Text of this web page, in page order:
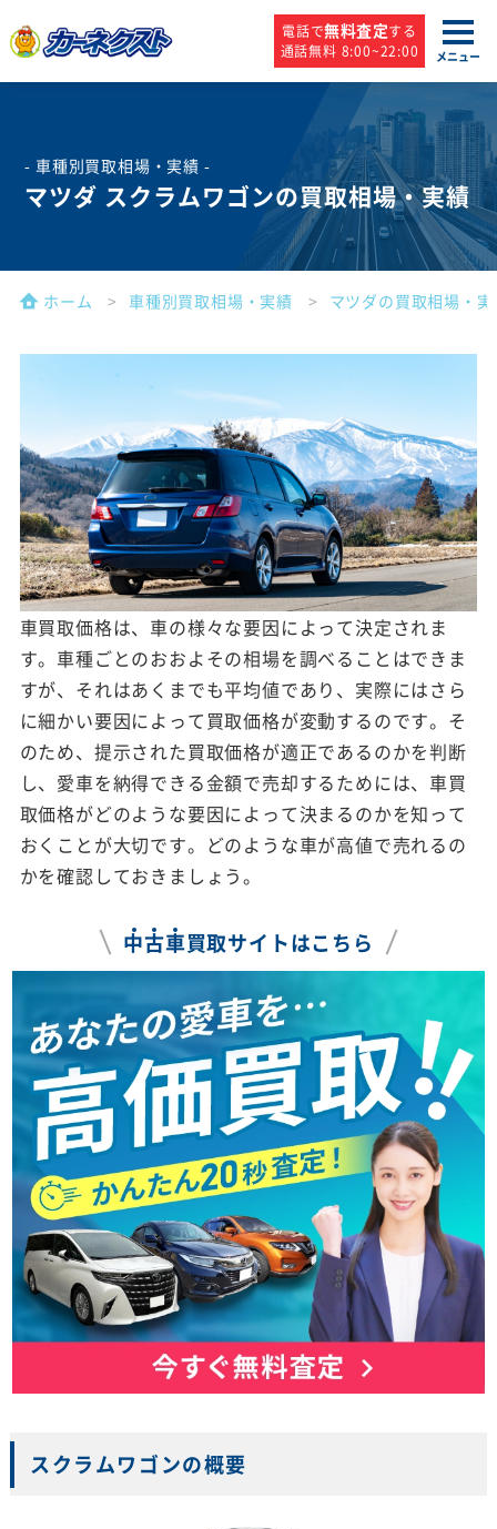
電話で無料査定する
通話無料 8:00~22:00
メニュー
- 車種別買取相場・実績 -
マツダ スクラムワゴンの買取相場・実績
ホーム 車種別買取相場・実績 マツダの買取相場・
車買取価格は、車の様々な要因によって決定されま
す。車種ごとのおおよその相場を調べることはできま
すが、それはあくまでも平均値であり、実際にはさら
に細かい要因によって買取価格が変動するのです。そ
のため、提示された買取価格が適正であるのかを判断
し、愛車を納得できる金額で売却するためには、車買
取価格がどのような要因によって決まるのかを知って
おくことが大切です。どのような車が高値で売れるの
かを確認しておきましょう。
中古車買取サイトはこちら
スクラムワゴンの概要